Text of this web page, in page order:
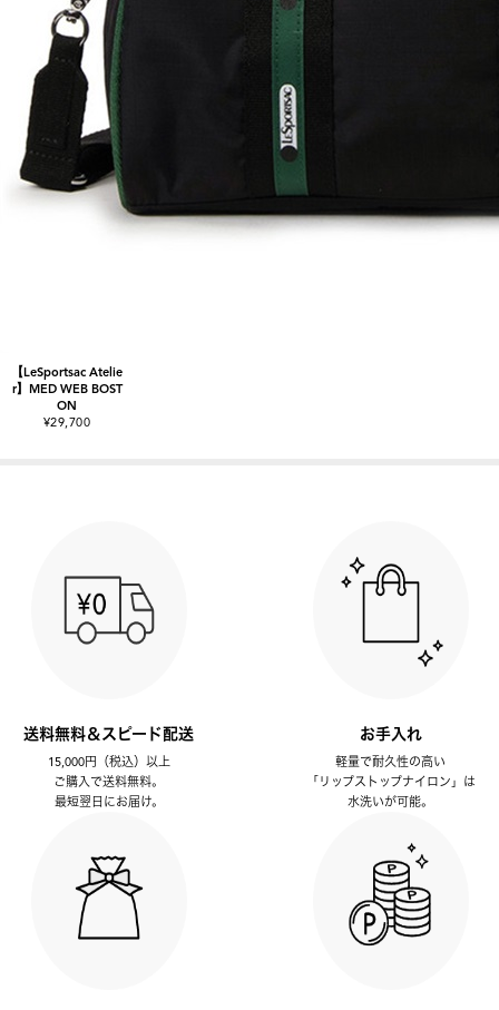
【LeSportsac Atelie
r】MED WEB BOST
ON
¥29,700
送料無料＆スピード配送
15,000円（税込）以上
ご購入で送料無料。
最短翌日にお届け。
お手入れ
軽量で耐久性の高い
「リップストップナイロン」は
水洗いが可能。